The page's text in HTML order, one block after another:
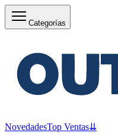
Categorías
NovedadesTop Ventas⇊